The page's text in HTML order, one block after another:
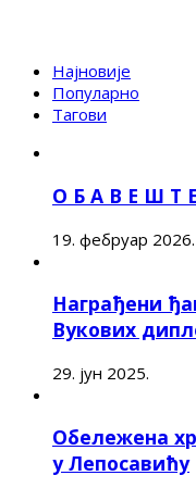
Најновије
Популарно
Тагови
О Б А В Е Ш Т
19. фебруар 2026.
Награђени
Вукових
29. јун 2025.
Обележена
у Лепосавићу